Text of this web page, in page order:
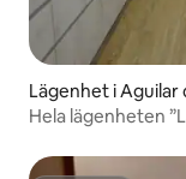
Lägenhet i Aguilar
Hela lägenheten